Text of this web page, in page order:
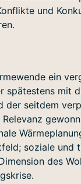
und
ein
spätestens mit
der seitdem
soziale und
des